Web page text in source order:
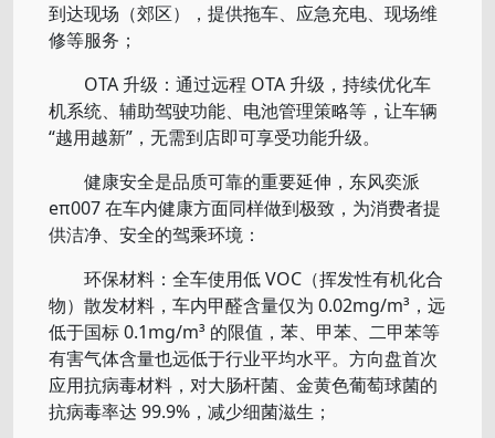
到达现场（郊区），提供拖车、应急充电、现场维
修等服务；
OTA 升级：通过远程 OTA 升级，持续优化车
机系统、辅助驾驶功能、电池管理策略等，让车辆
“越用越新”，无需到店即可享受功能升级。
健康安全是品质可靠的重要延伸，东风奕派
eπ007 在车内健康方面同样做到极致，为消费者提
供洁净、安全的驾乘环境：
环保材料：全车使用低 VOC（挥发性有机化合
物）散发材料，车内甲醛含量仅为 0.02mg/m³，远
低于国标 0.1mg/m³ 的限值，苯、甲苯、二甲苯等
有害气体含量也远低于行业平均水平。方向盘首次
应用抗病毒材料，对大肠杆菌、金黄色葡萄球菌的
抗病毒率达 99.9%，减少细菌滋生；